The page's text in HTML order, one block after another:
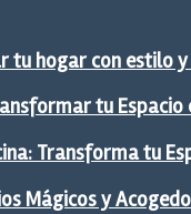
hogar con estilo
tu Espacio
Transforma tu
Mágicos y